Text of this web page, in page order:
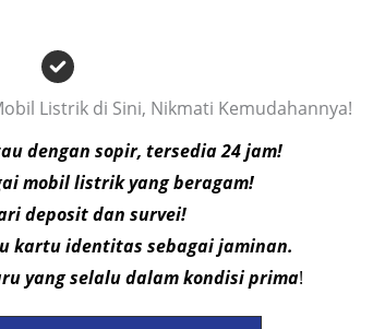
Listrik di Sini, Nikmati Kemudahannya!
dengan sopir, tersedia 24 jam!
mobil listrik yang beragam!
deposit dan survei!
kartu identitas sebagai jaminan.
yang selalu dalam kondisi prima!